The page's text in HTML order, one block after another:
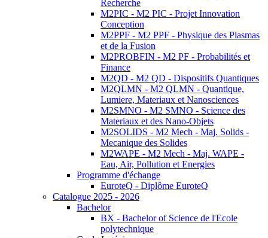
Recherche
M2PIC - M2 PIC - Projet Innovation
Conception
M2PPF - M2 PPF - Physique des Plasmas
et de la Fusion
M2PROBFIN - M2 PF - Probabilités et
Finance
M2QD - M2 QD - Dispositifs Quantiques
M2QLMN - M2 QLMN - Quantique,
Lumiere, Materiaux et Nanosciences
M2SMNO - M2 SMNO - Science des
Materiaux et des Nano-Objets
M2SOLIDS - M2 Mech - Maj. Solids -
Mecanique des Solides
M2WAPE - M2 Mech - Maj. WAPE -
Eau, Air, Pollution et Energies
Programme d'échange
EuroteQ - Diplôme EuroteQ
Catalogue 2025 - 2026
Bachelor
BX - Bachelor of Science de l'Ecole
polytechnique